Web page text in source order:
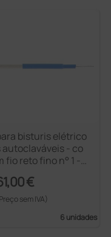
bisturis elétrico
autoclaváveis - co
fio reto fino n° 1 - 5
€
sem IVA)
6 unidades